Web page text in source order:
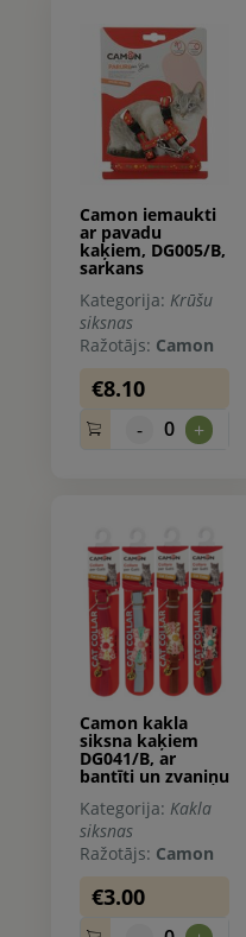
Camon iemaukti
ar pavadu
kaķiem, DG005/B,
sarkans
Kategorija: Krūšu
siksnas
Ražotājs: Camon
€8.10
- 0 +
Camon kakla
siksna kaķiem
DG041/B, ar
bantīti un zvaniņu
Kategorija: Kakla
siksnas
Ražotājs: Camon
€3.00